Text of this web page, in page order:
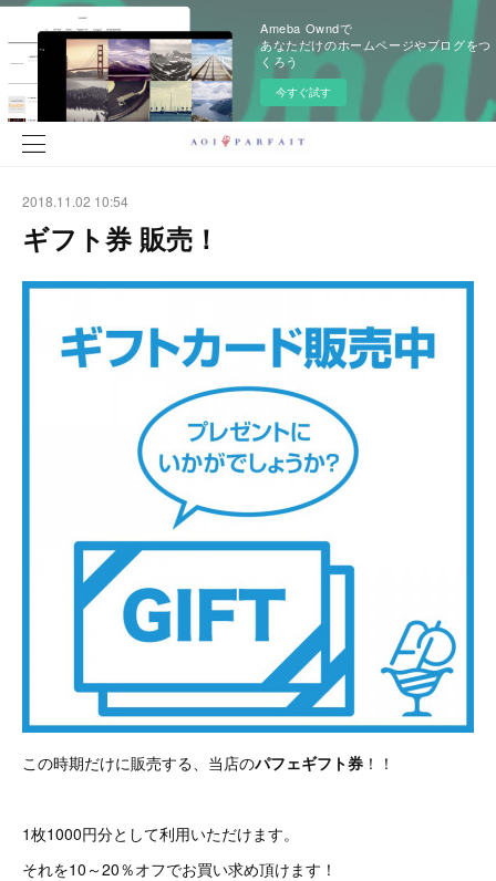
Ameba Owndで
あなただけのホームページやブログをつ
くろう
今すぐ試す
2018.11.02 10:54
ギフト券 販売！
この時期だけに販売する、当店のパフェギフト券 ！！
1枚1000円分として利用いただけます。
それを10～20％オフでお買い求め頂けます！